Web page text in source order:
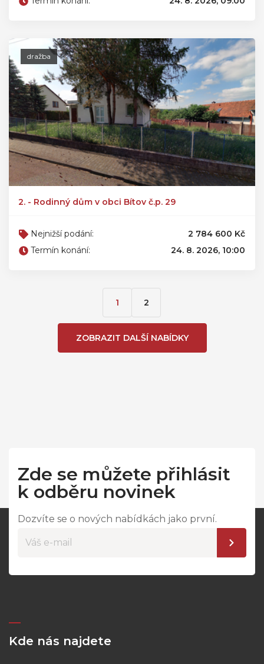
dražba
2. - Rodinný dům v obci Bítov č.p. 29
Nejnižší podání:
2 784 600 Kč
Termín konání:
24. 8. 2026, 10:00
1 2
ZOBRAZIT DALŠÍ NABÍDKY
Zde se můžete přihlásit
k odběru novinek
Dozvíte se o nových nabídkách jako první.
Kde nás najdete